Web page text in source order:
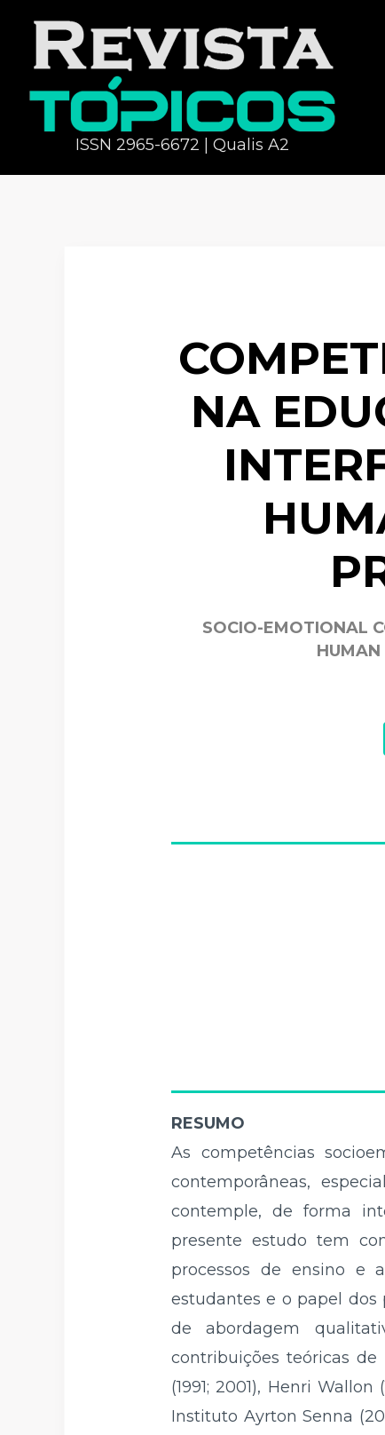
ISSN 2965-6672 | Qualis A2
NA
SOCIO-EMOTIONAL
HUMAN
RESUMO
As competências
contemporâneas,
contemple, de forma
presente estudo tem
processos de ensino e
estudantes e o papel dos
de abordagem
contribuições teóricas de
(1991; 2001), Henri
Instituto Ayrton Senna